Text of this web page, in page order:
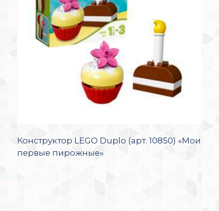
Конструктор LEGO Duplo (арт. 10850) «Мои
первые пирожные»